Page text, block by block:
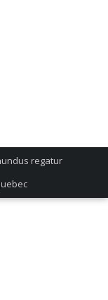
regatur